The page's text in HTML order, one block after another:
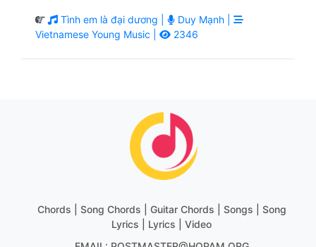
Tình em là đại dương |
Duy Mạnh |
Vietnamese Young Music |
2346
Chords | Song Chords | Guitar Chords | Songs | Song
Lyrics | Lyrics | Video